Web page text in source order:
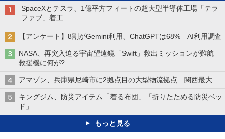
SpaceXとテスラ、1億平方フィートの超大型半導体工場「テラ
ファブ」着工
【アンケート】8割がGemini利用、ChatGPTは68% AI利用調査
NASA、再突入迫る宇宙望遠鏡「Swift」救出ミッションが難航
救援機に何が?
アマゾン、兵庫県尼崎市に2拠点目の大型物流拠点 関西最大
キングジム、防災アイテム「着る布団」「折りたためる防災ベッ
ド」
もっと見る